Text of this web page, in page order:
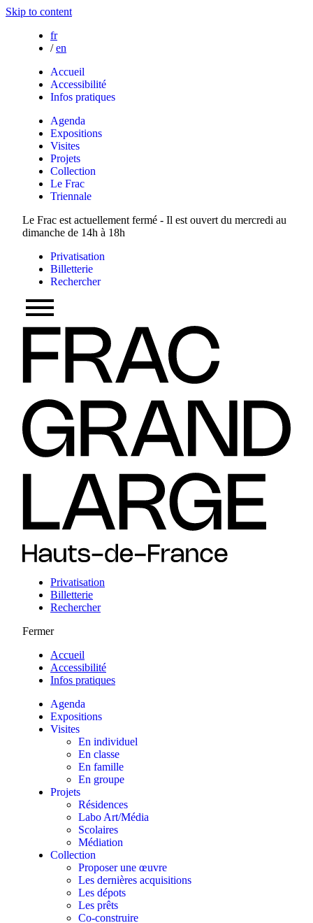
Skip to content
fr
/ en
Accueil
Accessibilité
Infos pratiques
Agenda
Expositions
Visites
Projets
Collection
Le Frac
Triennale
Le Frac est actuellement fermé - Il est ouvert du mercredi au
dimanche de 14h à 18h
Privatisation
Billetterie
Rechercher
Privatisation
Billetterie
Rechercher
Fermer
Accueil
Accessibilité
Infos pratiques
Agenda
Expositions
Visites
En individuel
En classe
En famille
En groupe
Projets
Résidences
Labo Art/Média
Scolaires
Médiation
Collection
Proposer une œuvre
Les dernières acquisitions
Les dépots
Les prêts
Co-construire